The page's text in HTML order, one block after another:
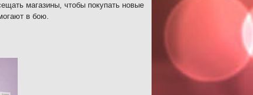
магазины, чтобы покупать новые
в бою.